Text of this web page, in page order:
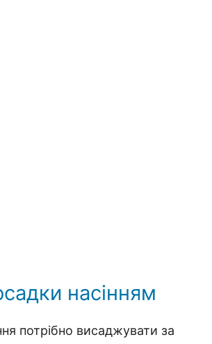
насінням
потрібно висаджувати за